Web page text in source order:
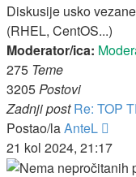
Diskusije usko
(RHEL, CentOS...)
Moderator/ica:
275 Teme
3205Postovi
Zadnji post Re: TOP
Postao/laAnteL
post
21 kol 2024, 21:17